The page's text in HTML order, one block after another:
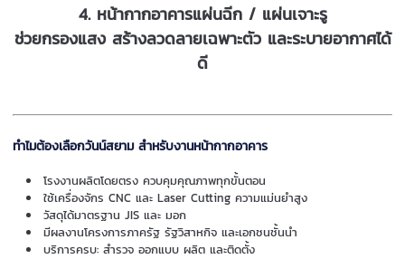
4. หน้ากากอาคารแผ่นฉีก / แผ่นเจาะรู
ช่วยกรองแสง สร้างลวดลายเฉพาะตัว และระบายอากาศได้
ดี
ทำไมต้องเลือกวันน์สยาม สำหรับงานหน้ากากอาคาร
โรงงานผลิตโดยตรง ควบคุมคุณภาพทุกขั้นตอน
ใช้เครื่องจักร CNC และ Laser Cutting ความแม่นยำสูง
วัสดุได้มาตรฐาน JIS และ มอก
มีผลงานโครงการภาครัฐ รัฐวิสาหกิจ และเอกชนชั้นนำ
บริการครบ: สำรวจ ออกแบบ ผลิต และติดตั้ง